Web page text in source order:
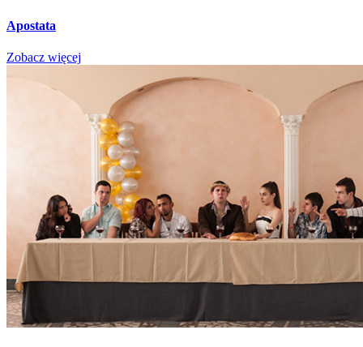
Apostata
Zobacz więcej